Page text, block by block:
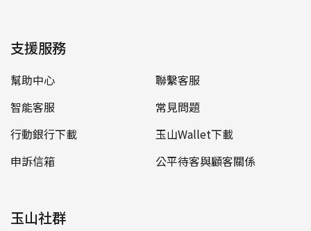
支援服務
幫助中心
聯繫客服
智能客服
常見問題
行動銀行下載
玉山Wallet下載
申訴信箱
公平待客與顧客關係
玉山社群